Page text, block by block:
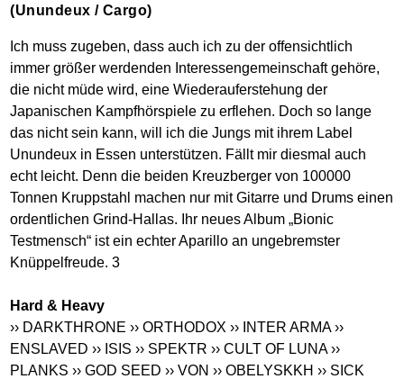
(Unundeux / Cargo)
Ich muss zugeben, dass auch ich zu der offensichtlich
immer größer werdenden Interessengemeinschaft gehöre,
die nicht müde wird, eine Wiederauferstehung der
Japanischen Kampfhörspiele zu erflehen. Doch so lange
das nicht sein kann, will ich die Jungs mit ihrem Label
Unundeux in Essen unterstützen. Fällt mir diesmal auch
echt leicht. Denn die beiden Kreuzberger von 100000
Tonnen Kruppstahl machen nur mit Gitarre und Drums einen
ordentlichen Grind-Hallas. Ihr neues Album „Bionic
Testmensch“ ist ein echter Aparillo an ungebremster
Knüppelfreude. 3
Hard & Heavy
›› DARKTHRONE ›› ORTHODOX ›› INTER ARMA ››
ENSLAVED ›› ISIS ›› SPEKTR ›› CULT OF LUNA ››
PLANKS ›› GOD SEED ›› VON ›› OBELYSKKH ›› SICK